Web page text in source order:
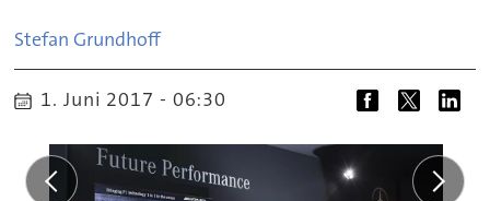
Stefan Grundhoff
1. Juni 2017 - 06:30